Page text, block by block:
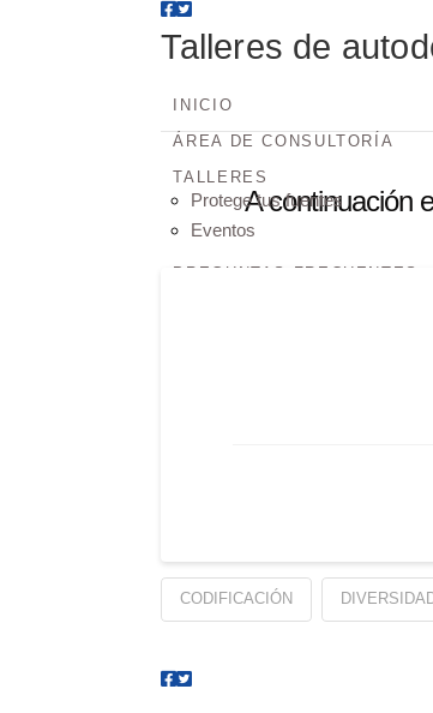
Talleres
de
digital
Talleres de
INICIO
ÁREA DE CONSULTORÍA
TALLERES
Protege tus fuentes
Eventos
PREGUNTAS FRECUENTES
A continuación
CODIFICACIÓN